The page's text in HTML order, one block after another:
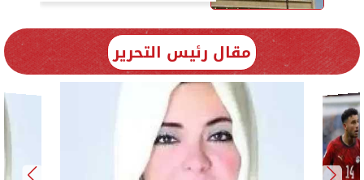
مقال رئيس التحرير